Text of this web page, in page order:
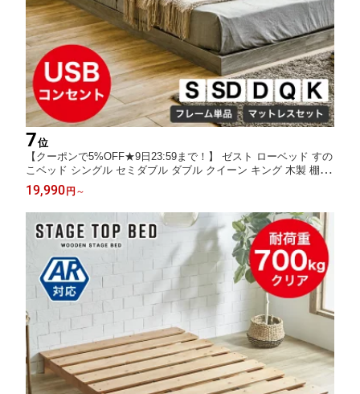
7位
【クーポンで5%OFF★9日23:59まで！】 ゼスト ローベッド すの
こベッド シングル セミダブル ダブル クイーン キング 木製 棚付
き コンセント USB・コンセント 【z有料組立】ホワイト ブラウ
ン ブラック ナチュラル グレー ベッドフレーム
19,990円 ～